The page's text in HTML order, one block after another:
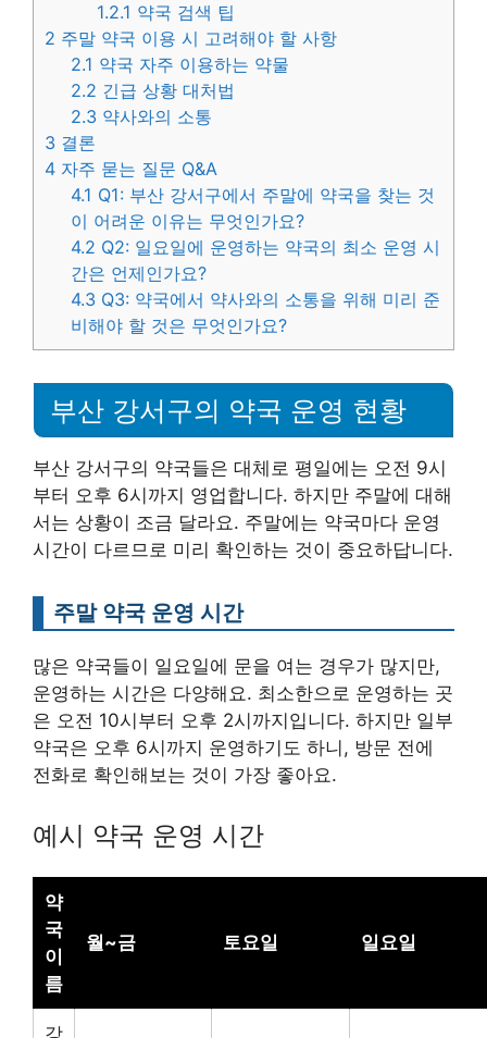
1.2.1 약국 검색 팁
2 주말 약국 이용 시 고려해야 할 사항
2.1 약국 자주 이용하는 약물
2.2 긴급 상황 대처법
2.3 약사와의 소통
3 결론
4 자주 묻는 질문 Q&A
4.1 Q1: 부산 강서구에서 주말에 약국을 찾는 것
이 어려운 이유는 무엇인가요?
4.2 Q2: 일요일에 운영하는 약국의 최소 운영 시
간은 언제인가요?
4.3 Q3: 약국에서 약사와의 소통을 위해 미리 준
비해야 할 것은 무엇인가요?
부산 강서구의 약국 운영 현황
부산 강서구의 약국들은 대체로 평일에는 오전 9시
부터 오후 6시까지 영업합니다. 하지만 주말에 대해
서는 상황이 조금 달라요. 주말에는 약국마다 운영
시간이 다르므로 미리 확인하는 것이 중요하답니다.
주말 약국 운영 시간
많은 약국들이 일요일에 문을 여는 경우가 많지만,
운영하는 시간은 다양해요. 최소한으로 운영하는 곳
은 오전 10시부터 오후 2시까지입니다. 하지만 일부
약국은 오후 6시까지 운영하기도 하니, 방문 전에
전화로 확인해보는 것이 가장 좋아요.
예시 약국 운영 시간
약
국
이
름
월~금 토요일 일요일